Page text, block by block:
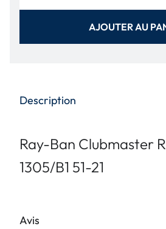
AJOUTER AU
Description
Ray-Ban Clubmaster
1305/B1 51-21
Avis